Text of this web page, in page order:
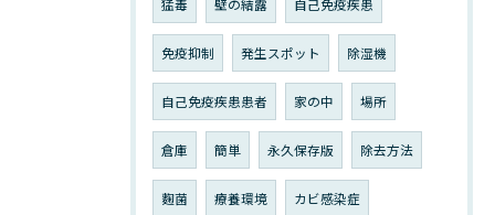
猛毒 壁の結露 自己免疫疾患
免疫抑制 発生スポット 除湿機
自己免疫疾患患者 家の中 場所
倉庫 簡単 永久保存版 除去方法
麴菌 療養環境 カビ感染症